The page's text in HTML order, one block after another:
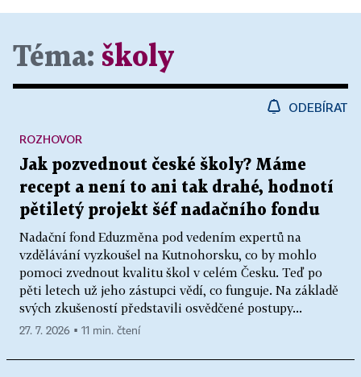
Téma: školy
ODEBÍRAT
Jak pozvednout české školy? Máme
recept a není to ani tak drahé, hodnotí
pětiletý projekt šéf nadačního fondu
Nadační fond Eduzměna pod vedením expertů na
vzdělávání vyzkoušel na Kutnohorsku, co by mohlo
pomoci zvednout kvalitu škol v celém Česku. Teď po
pěti letech už jeho zástupci vědí, co funguje. Na základě
svých zkušeností představili osvědčené postupy...
ROZHOVOR
27. 7. 2026 ▪ 11 min. čtení